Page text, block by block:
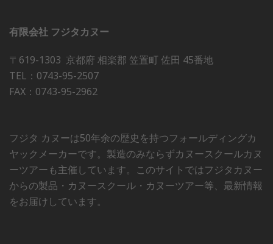
有限会社 フジタカヌー
〒619-1303 京都府 相楽郡 笠置町 佐田 45番地
TEL：0743-95-2507
FAX：0743-95-2962
フジタ カヌーは50年余の歴史を持つフォールディングカ
ヤックメーカーです。製造のみならずカヌースクールカヌ
ーツアーも主催しています。このサイトではフジタカヌー
からの製品・カヌースクール・カヌーツアー等、最新情報
をお届けしています。